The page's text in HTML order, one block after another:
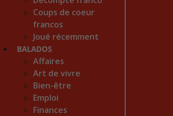
Coups de coeur
francos
Joué récemment
BALADOS
Affaires
Art de vivre
Bien-être
Emploi
Finances